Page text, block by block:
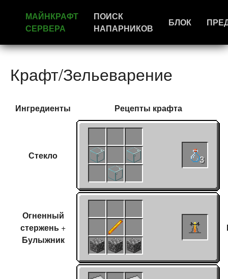
МАЙНКРАФТ
СЕРВЕРА
ПОИСК
НАПАРНИКОВ
БЛОК
Крафт/Зельеварение
Ингредиенты Рецепты крафта
Стекло 3
Огненный
стержень +
Булыжник